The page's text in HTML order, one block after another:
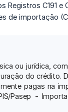
C191 e
de importação
ou jurídica,
do crédito.
pagas na
Pasep -